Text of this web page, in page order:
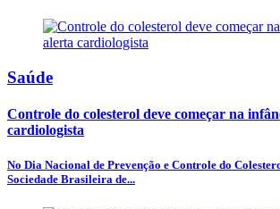
Saúde
Controle do colesterol deve começar na
cardiologista
No Dia Nacional de Prevenção e Controle do
Sociedade Brasileira de...